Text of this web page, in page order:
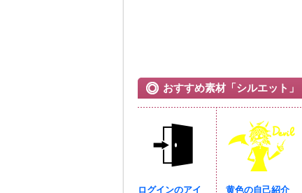
おすすめ素材「シルエット」
ログインのアイ
黄色の自己紹介